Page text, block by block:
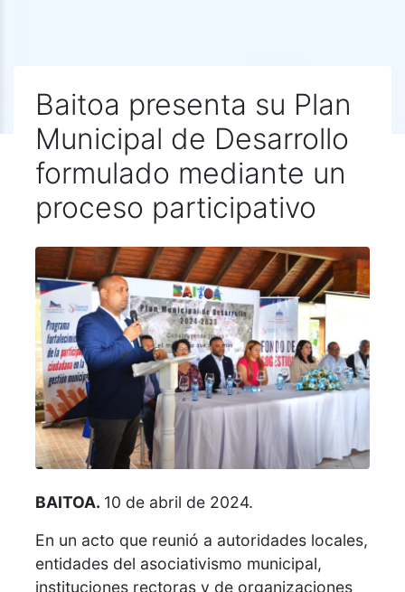
Baitoa presenta su Plan
Municipal de Desarrollo
formulado mediante un
proceso participativo
BAITOA. 10 de abril de 2024.
En un acto que reunió a autoridades locales,
entidades del asociativismo municipal,
instituciones rectoras y de organizaciones